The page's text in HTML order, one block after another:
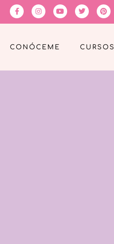
CONÓCEME CURSOS